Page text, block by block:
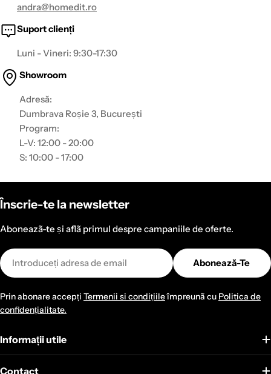
andra@homedit.ro
Suport clienți
Luni - Vineri: 9:30-17:30
Showroom
Adresă:
Dumbrava Roșie 3, București
Program:
L-V: 12:00 - 20:00
S: 10:00 - 17:00
Înscrie-te la newsletter
Aboneazã-te și aflã primul despre campaniile de oferte.
Email
Abonează-Te
Prin abonare accepți Termenii si condițiileîmpreunã cu Politica de
confidențialitate.
Informații utile
Contact